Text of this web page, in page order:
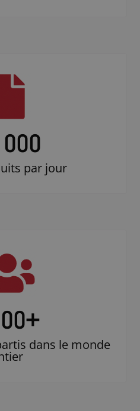
par jour
+
dans le monde